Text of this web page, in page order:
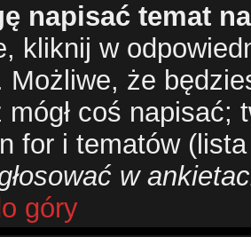
napisać temat
kliknij w
Możliwe, że
mógł coś
for i tematów
w
góry